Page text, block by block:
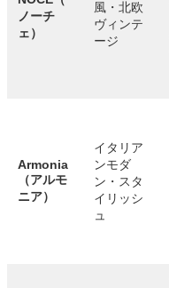
ノーチ
ェ）
風・北欧
ヴィンテ
ージ
Armonia
（アルモ
ニア）
イタリア
ンモダ
ン・スタ
イリッシ
ュ